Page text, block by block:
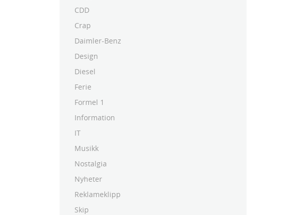
CDD
Crap
Daimler-Benz
Design
Diesel
Ferie
Formel 1
Information
IT
Musikk
Nostalgia
Nyheter
Reklameklipp
Skip